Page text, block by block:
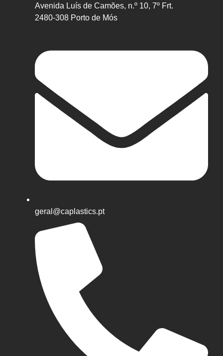
Avenida Luís de Camões, n.º 10, 7º Frt.
2480-308 Porto de Mós
geral@caplastics.pt